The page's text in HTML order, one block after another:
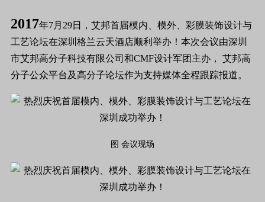
2017年7月29日，艾邦首届模内、模外、彩膜装饰设计与
工艺论坛在深圳格兰云天酒店顺利举办！本次会议由深圳
市艾邦高分子科技有限公司和CMF设计军团主办， 艾邦高
分子公众平台及高分子论坛作为支持媒体全程跟踪报道。
图 会议现场